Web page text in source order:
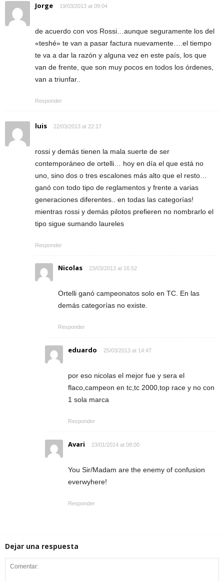
Jorge 19/03/2013 at 09:04
de acuerdo con vos Rossi…aunque seguramente los del
«teshé» te van a pasar factura nuevamente….el tiempo
te va a dar la razón y alguna vez en este país, los que
van de frente, que son muy pocos en todos los órdenes,
van a triunfar..
Responder
luis 22/03/2013 at 22:17
rossi y demás tienen la mala suerte de ser
contemporáneo de ortelli… hoy en día el que está no
uno, sino dos o tres escalones más alto que el resto…
ganó con todo tipo de reglamentos y frente a varias
generaciones diferentes.. en todas las categorías!
mientras rossi y demás pilotos prefieren no nombrarlo el
tipo sigue sumando laureles
Responder
Nicolas 23/03/2013 at 16:52
Ortelli ganó campeonatos solo en TC. En las
demás categorías no existe.
Responder
eduardo 25/03/2013 at 14:47
por eso nicolas el mejor fue y sera el
flaco,campeon en tc,tc 2000,top race y no con
1 sola marca
Responder
Avari 23/01/2014 at 08:00
You Sir/Madam are the enemy of confusion
everwyhere!
Responder
Dejar una respuesta